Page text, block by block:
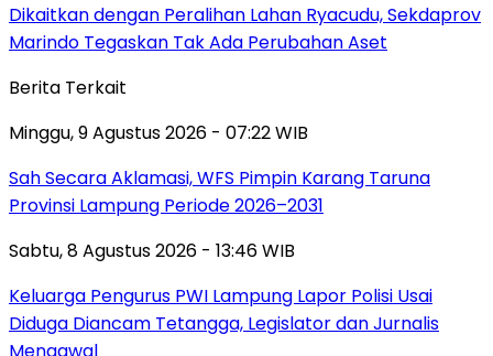
Dikaitkan dengan Peralihan Lahan Ryacudu, Sekdaprov
Marindo Tegaskan Tak Ada Perubahan Aset
Berita Terkait
Minggu, 9 Agustus 2026 - 07:22 WIB
Sah Secara Aklamasi, WFS Pimpin Karang Taruna
Provinsi Lampung Periode 2026–2031
Sabtu, 8 Agustus 2026 - 13:46 WIB
Keluarga Pengurus PWI Lampung Lapor Polisi Usai
Diduga Diancam Tetangga, Legislator dan Jurnalis
Mengawal